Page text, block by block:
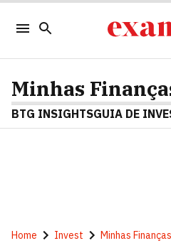
Minhas
BTG INSIGHTSGUIA DE
Home Invest Minhas Finanças